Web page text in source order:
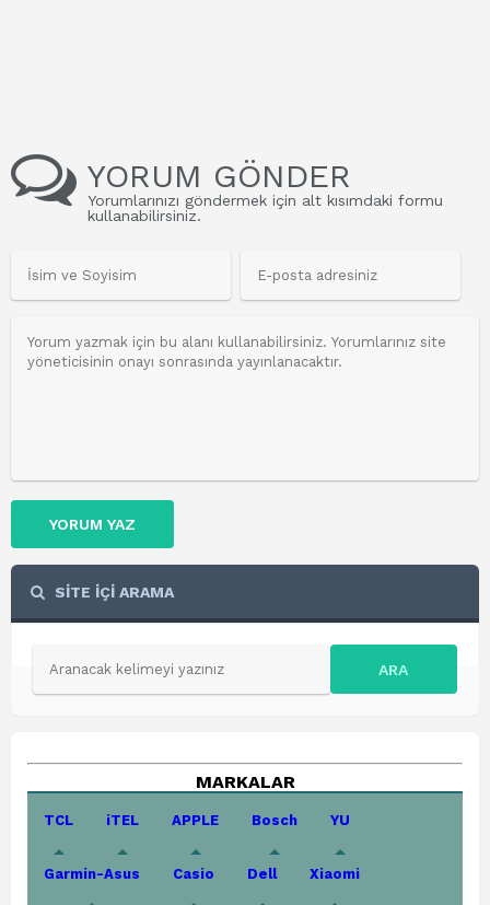
YORUM GÖNDER
Yorumlarınızı göndermek için alt kısımdaki formu
kullanabilirsiniz.
YORUM YAZ
SİTE İÇİ ARAMA
ARA
MARKALAR
TCL iTEL APPLE Bosch YU
Garmin-Asus Casio Dell Xiaomi